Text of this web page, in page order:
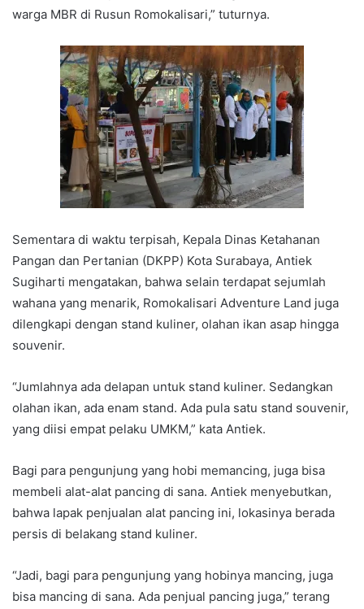
warga MBR di Rusun Romokalisari,” tuturnya.
Sementara di waktu terpisah, Kepala Dinas Ketahanan
Pangan dan Pertanian (DKPP) Kota Surabaya, Antiek
Sugiharti mengatakan, bahwa selain terdapat sejumlah
wahana yang menarik, Romokalisari Adventure Land juga
dilengkapi dengan stand kuliner, olahan ikan asap hingga
souvenir.
“Jumlahnya ada delapan untuk stand kuliner. Sedangkan
olahan ikan, ada enam stand. Ada pula satu stand souvenir,
yang diisi empat pelaku UMKM,” kata Antiek.
Bagi para pengunjung yang hobi memancing, juga bisa
membeli alat-alat pancing di sana. Antiek menyebutkan,
bahwa lapak penjualan alat pancing ini, lokasinya berada
persis di belakang stand kuliner.
“Jadi, bagi para pengunjung yang hobinya mancing, juga
bisa mancing di sana. Ada penjual pancing juga,” terang